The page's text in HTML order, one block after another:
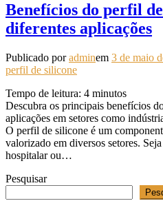
Benefícios do perfil
diferentes aplicações
Publicado poradminem 3 de maio
perfil de silicone
Tempo de leitura: 4 minutos
Descubra os principais benefícios
aplicações em setores como
O perfil de silicone é um
valorizado em diversos setores.
hospitalar ou…
Pesquisar